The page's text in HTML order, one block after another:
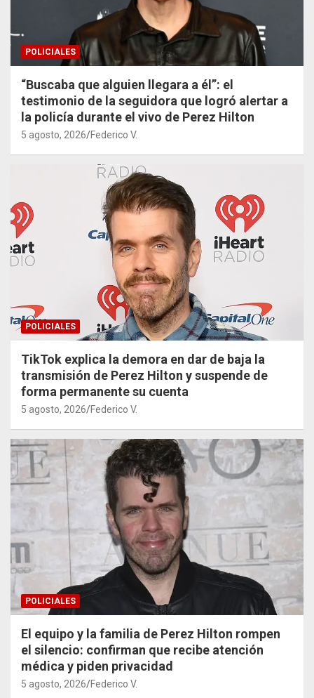
POLICIALES
“Buscaba que alguien llegara a él”: el
testimonio de la seguidora que logró alertar a
la policía durante el vivo de Perez Hilton
5 agosto, 2026 Federico V.
POLICIALES
TikTok explica la demora en dar de baja la
transmisión de Perez Hilton y suspende de
forma permanente su cuenta
5 agosto, 2026 Federico V.
POLICIALES
El equipo y la familia de Perez Hilton rompen
el silencio: confirman que recibe atención
médica y piden privacidad
5 agosto, 2026 Federico V.